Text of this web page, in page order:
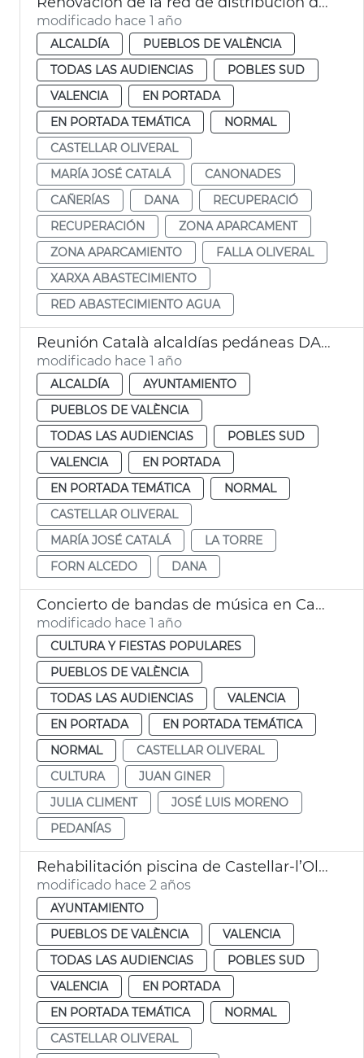
modificado hace 1 año
ALCALDÍA
PUEBLOS DE VALÈNCIA
TODAS LAS AUDIENCIAS
POBLES SUD
VALENCIA
EN PORTADA
EN PORTADA TEMÁTICA
NORMAL
CASTELLAR OLIVERAL
MARÍA JOSÉ CATALÁ
CANONADES
CAÑERÍAS
DANA
RECUPERACIÓ
RECUPERACIÓN
ZONA APARCAMENT
ZONA APARCAMIENTO
FALLA OLIVERAL
XARXA ABASTECIMIENTO
RED ABASTECIMIENTO AGUA
Reunión Català alcaldías pedáneas DANA València
modificado hace 1 año
ALCALDÍA
AYUNTAMIENTO
PUEBLOS DE VALÈNCIA
TODAS LAS AUDIENCIAS
POBLES SUD
VALENCIA
EN PORTADA
EN PORTADA TEMÁTICA
NORMAL
CASTELLAR OLIVERAL
MARÍA JOSÉ CATALÁ
LA TORRE
FORN ALCEDO
DANA
Concierto de bandas de música en Castellar-l'Oliveral
modificado hace 1 año
CULTURA Y FIESTAS POPULARES
PUEBLOS DE VALÈNCIA
TODAS LAS AUDIENCIAS
VALENCIA
EN PORTADA
EN PORTADA TEMÁTICA
NORMAL
CASTELLAR OLIVERAL
CULTURA
JUAN GINER
JULIA CLIMENT
JOSÉ LUIS MORENO
PEDANÍAS
Rehabilitación piscina de Castellar-l’Oliveral
modificado hace 2 años
AYUNTAMIENTO
PUEBLOS DE VALÈNCIA
VALENCIA
TODAS LAS AUDIENCIAS
POBLES SUD
VALENCIA
EN PORTADA
EN PORTADA TEMÁTICA
NORMAL
CASTELLAR OLIVERAL